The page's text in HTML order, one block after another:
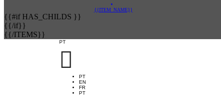
{{ITEM_NAME}}
{{#if HAS_CHILDS }}
{{/if}}
{{/ITEMS}}
PT

PT
EN
FR
PT